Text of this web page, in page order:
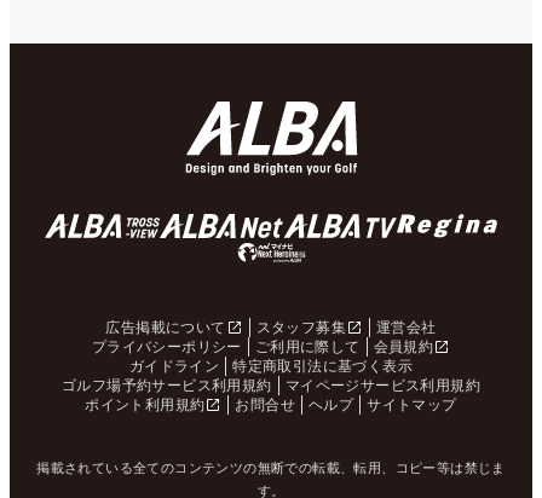
広告掲載について スタッフ募集
運営会社
プライバシーポリシー
ご利用に際して
会員規約
ガイドライン
特定商取引法に基づく表示
ゴルフ場予約サービス利用規約
マイページサービス利用規約
ポイント利用規約
お問合せ ヘルプ サイトマップ
掲載されている全てのコンテンツの無断での転載、転用、コピー等は禁じま
す。